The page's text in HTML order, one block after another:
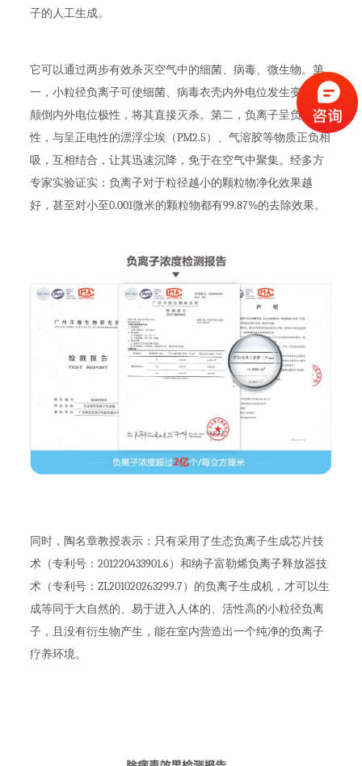
子的人工生成。
它可以通过两步有效杀灭空气中的细菌、病毒、微生物。第
一，小粒径负离子可使细菌、病毒衣壳内外电位发生变化或
颠倒内外电位极性，将其直接灭杀。第二，负离子呈负电
性，与呈正电性的漂浮尘埃（PM2.5）、气溶胶等物质正负相
吸，互相结合，让其迅速沉降，免于在空气中聚集。经多方
专家实验证实：负离子对于粒径越小的颗粒物净化效果越
好，甚至对小至0.001微米的颗粒物都有99.87%的去除效果。
同时，陶名章教授表示：只有采用了生态负离子生成芯片技
术（专利号：201220433901.6）和纳子富勒烯负离子释放器技
术（专利号：ZL201020263299.7）的负离子生成机，才可以生
成等同于大自然的、易于进入人体的、活性高的小粒径负离
子，且没有衍生物产生，能在室内营造出一个纯净的负离子
疗养环境。